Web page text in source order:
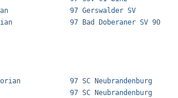
Fabian               97
97 Bad Doberaner
Florian            97 SC
97 SC